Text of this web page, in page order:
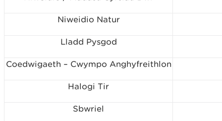
Niweidio Natur
Lladd Pysgod
Coedwigaeth – Cwympo Anghyfreithlon
Halogi Tir
Sbwriel